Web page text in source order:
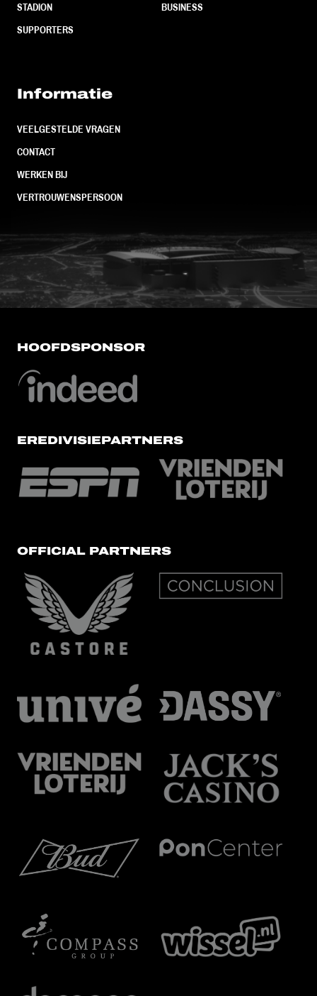
STADION
SUPPORTERS
BUSINESS
Informatie
VEELGESTELDE VRAGEN
CONTACT
WERKEN BIJ
VERTROUWENSPERSOON
FC Utrecht<br>vanuit<br>het
HOOFDSPONSOR
EREDIVISIEPARTNERS
OFFICIAL PARTNERS